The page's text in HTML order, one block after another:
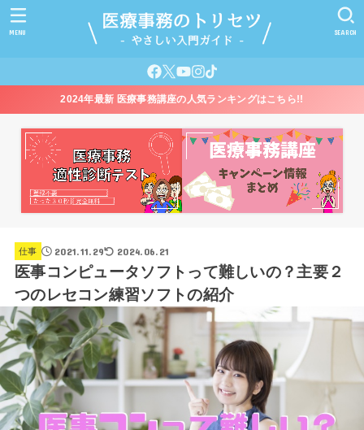
SEARCH
MENU
2024年最新 医療事務講座の人気ランキングはこちら!!
仕事 2021.11.29 2024.06.21
医事コンピュータソフトって難しいの？主要２
つのレセコン練習ソフトの紹介